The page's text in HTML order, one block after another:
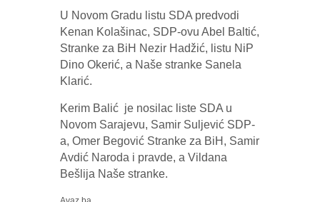
U Novom Gradu listu SDA predvodi
Kenan Kolašinac, SDP-ovu Abel Baltić,
Stranke za BiH Nezir Hadžić, listu NiP
Dino Okerić, a Naše stranke Sanela
Klarić.
Kerim Balić je nosilac liste SDA u
Novom Sarajevu, Samir Suljević SDP-
a, Omer Begović Stranke za BiH, Samir
Avdić Naroda i pravde, a Vildana
Bešlija Naše stranke.